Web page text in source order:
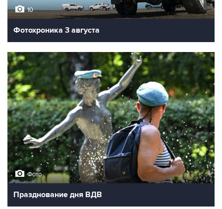
10
Фотохроника 3 августа
Фото
Празднование дня ВДВ